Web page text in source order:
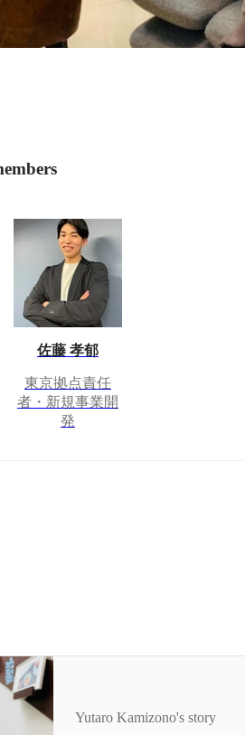
佐藤 孝郁
東京拠点責任
者・新規事業開
発
を掴む。そんな人を増や
らしく生きる人を増やす
Yutaro Kamizono's story